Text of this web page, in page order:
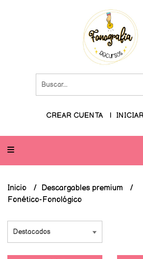
CREAR CUENTA
Inicio
Descargables premium
Fonético-Fonológico